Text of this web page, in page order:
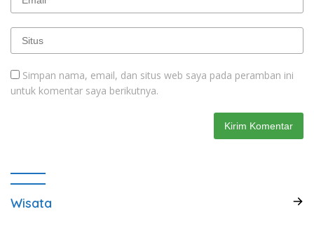
Simpan nama, email, dan situs web saya pada peramban ini
untuk komentar saya berikutnya.
Wisata